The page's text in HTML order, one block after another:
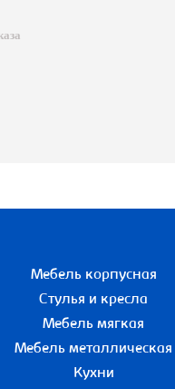
Мебель корпусная
Стулья и кресла
Мебель мягкая
Мебель металлическая
Кухни